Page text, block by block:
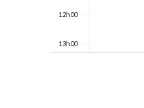
12h00
13h00